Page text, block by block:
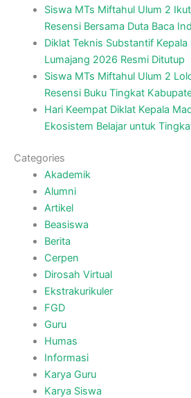
Siswa MTs Miftahul Ulum 2
Resensi Bersama Duta Baca
Diklat Teknis Substantif
Lumajang 2026 Resmi Ditutup
Siswa MTs Miftahul Ulum 2
Resensi Buku Tingkat
Hari Keempat Diklat Kepala
Ekosistem Belajar untuk
Categories
Akademik
Alumni
Artikel
Beasiswa
Berita
Cerpen
Dirosah Virtual
Ekstrakurikuler
FGD
Guru
Humas
Informasi
Karya Guru
Karya Siswa